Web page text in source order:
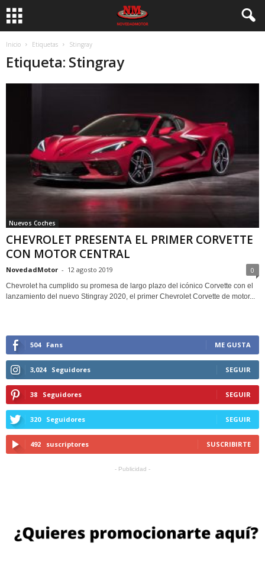
Inicio Etiquetas Stingray
Etiqueta: Stingray
Nuevos Coches
CHEVROLET PRESENTA EL PRIMER CORVETTE
CON MOTOR CENTRAL
NovedadMotor - 12 agosto 2019 0
Chevrolet ha cumplido su promesa de largo plazo del icónico Corvette con el
lanzamiento del nuevo Stingray 2020, el primer Chevrolet Corvette de motor...
504 Fans ME GUSTA
3,024 Seguidores SEGUIR
38 Seguidores SEGUIR
320 Seguidores SEGUIR
492 suscriptores SUSCRIBIRTE
- Publicidad -